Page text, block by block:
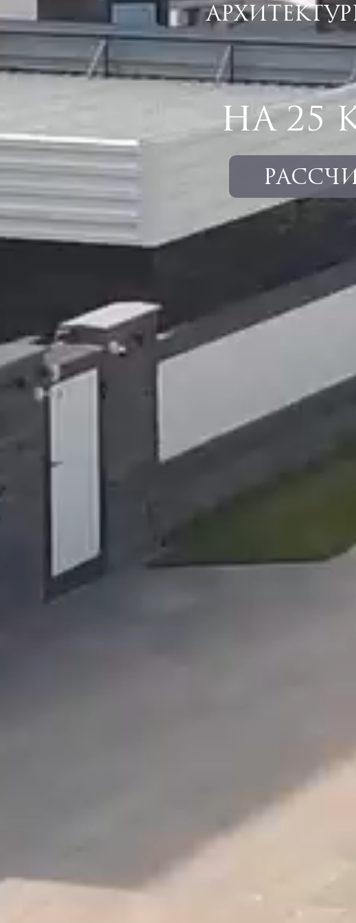
НА 25